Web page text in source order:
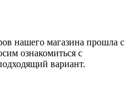
нашего магазина прошла с
ознакомиться с
вариант.